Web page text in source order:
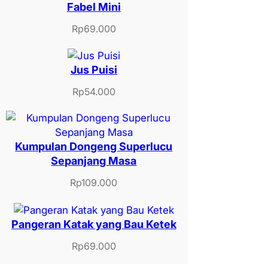
Fabel Mini
Rp69.000
Jus Puisi
Rp54.000
Kumpulan Dongeng Superlucu
Sepanjang Masa
Rp109.000
Pangeran Katak yang Bau Ketek
Rp69.000